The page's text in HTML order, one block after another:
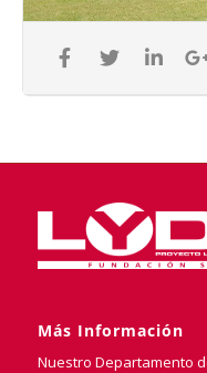
Más Información
Nuestro Departamento